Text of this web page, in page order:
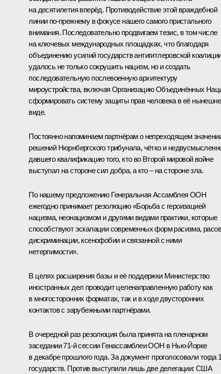
на десятилетия вперёд. Противодействие этой враждебной
линии по-прежнему в фокусе нашего самого пристального
внимания. Последовательно продвигаем тезис, в том числе
на ключевых международных площадках, что благодаря
объединению усилий государств антигитлеровской
удалось не только сокрушить нацизм, но и создать
последовательную послевоенную архитектуру
мироустройства, включая Организацию Объединённых
сформировать систему защиты прав человека в её
виде.
Постоянно напоминаем партнёрам о непреходящем
решений Нюрнбергского трибунала, чётко и
давшего квалификацию того, кто во Второй мировой войне
выступал на стороне сил добра, а кто – на стороне зла.
По нашему предложению Генеральная Ассамблея ООН
ежегодно принимает резолюцию «Борьба с героизацией
нацизма, неонацизмом и другими видами практики, которые
способствуют эскалации современных форм расизма,
дискриминации, ксенофобии и связанной с ними
нетерпимости».
В целях расширения базы и её поддержки Министерство
иностранных дел проводит целенаправленную работу как
в многосторонних форматах, так и в ходе двусторонних
контактов с зарубежными партнёрами.
В очередной раз резолюция была принята на пленарном
заседании 71-й сессии Генассамблеи ООН в Нью-Йорке
в декабре прошлого года. За документ проголосовали тогда
государств. Против выступили лишь две делегации: США